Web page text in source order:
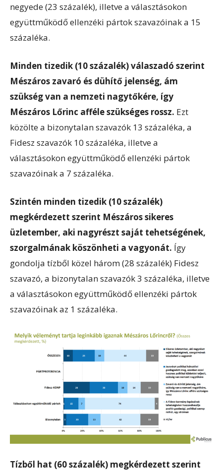
negyede (23 százalék), illetve a választásokon
együttműködő ellenzéki pártok szavazóinak a 15
százaléka.
Minden tizedik (10 százalék) válaszadó szerint
Mészáros zavaró és dühítő jelenség, ám
szükség van a nemzeti nagytőkére, így
Mészáros Lőrinc afféle szükséges rossz. Ezt
közölte a bizonytalan szavazók 13 százaléka, a
Fidesz szavazók 10 százaléka, illetve a
választásokon együttműködő ellenzéki pártok
szavazóinak a 7 százaléka.
Szintén minden tizedik (10 százalék)
megkérdezett szerint Mészáros sikeres
üzletember, aki nagyrészt saját tehetségének,
szorgalmának köszönheti a vagyonát. Így
gondolja tízből közel három (28 százalék) Fidesz
szavazó, a bizonytalan szavazók 3 százaléka, illetve
a választásokon együttműködő ellenzéki pártok
szavazóinak az 1 százaléka.
Tízből hat (60 százalék) megkérdezett szerint